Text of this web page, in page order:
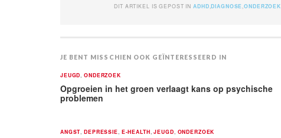
DIT ARTIKEL IS GEPOST INADHD ,DIAGNOSE ,ONDERZOEK
JE BENT MISSCHIEN OOK GEÏNTERESSEERD IN
JEUGD ,ONDERZOEK
Opgroeien in het groen verlaagt kans op psychische
problemen
ANGST ,DEPRESSIE E-HEALTH ,JEUGD ONDERZOEK